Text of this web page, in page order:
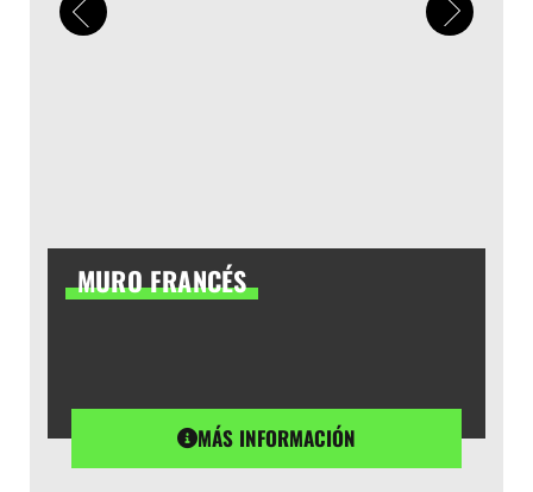
MURO FRANCÉS
MÁS INFORMACIÓN